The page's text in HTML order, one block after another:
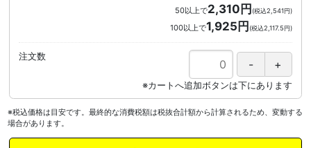
50以上で2,310円 (税込2,541円)
100以上で1,925円 (税込2,117.5円)
注文数
※税込価格は目安です。最終的な消費税額は税抜合計額から計算されるため、変動する
場合があります。